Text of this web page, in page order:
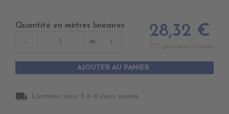
Quantité en mètres linéaires
− m +
28,32 €
TTC par mètre linéaire
AJOUTER AU PANIER
local_shipping Livraison sous 3 à 4 jours ouvrés.